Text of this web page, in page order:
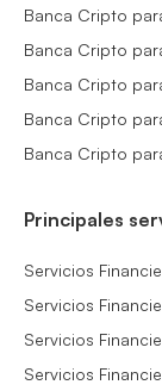
Banca Cripto
Banca Cripto
Banca Cripto
Banca Cripto
Banca Cripto
Principales
Servicios
Servicios
Servicios
Servicios